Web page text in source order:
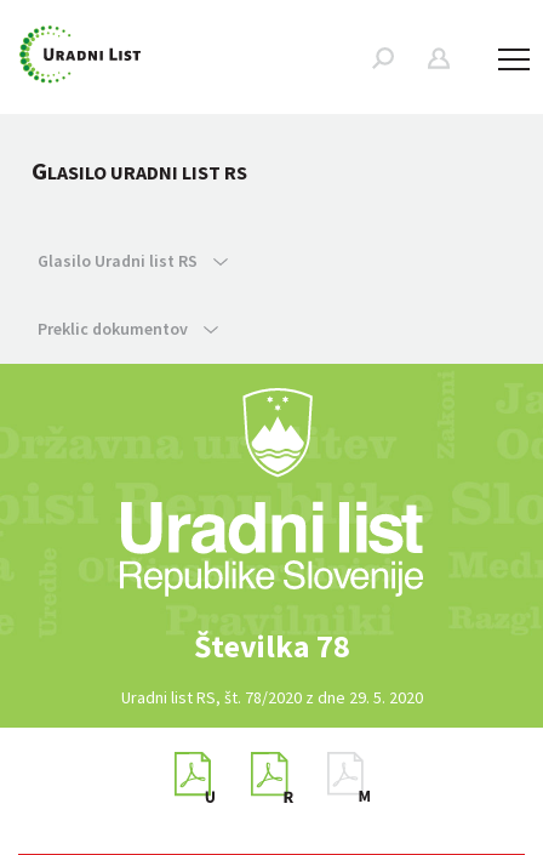
GLASILO URADNI LIST RS
Glasilo Uradni list RS
Preklic dokumentov
Številka 78
Uradni list RS, št. 78/2020 z dne 29. 5. 2020